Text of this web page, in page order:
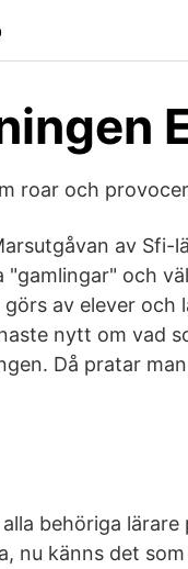
roar och
av Sfi-
"gamlingar" och
av elever och
nytt om vad
Då pratar
behöriga
nu känns det